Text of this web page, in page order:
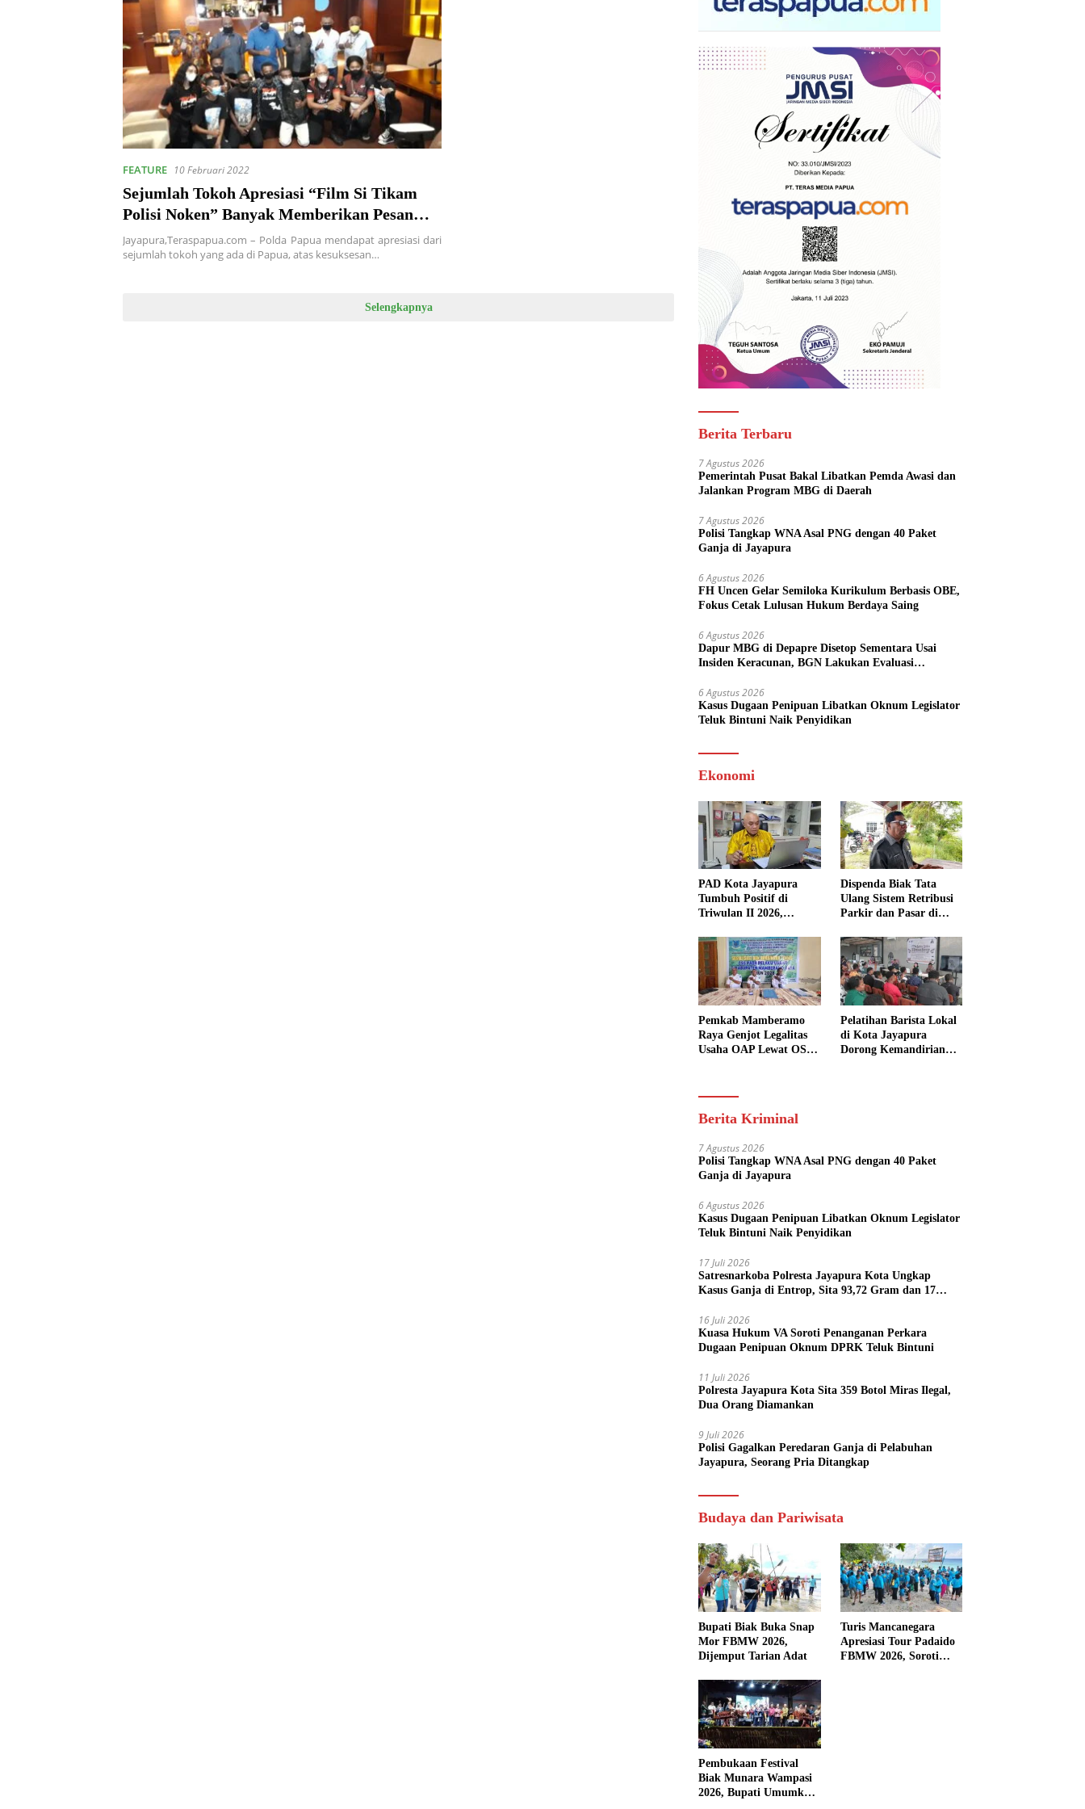
FEATURE 10 Februari 2022
Sejumlah Tokoh Apresiasi “Film Si Tikam
Polisi Noken” Banyak Memberikan Pesan
Moral
Jayapura,Teraspapua.com – Polda Papua mendapat apresiasi dari
sejumlah tokoh yang ada di Papua, atas kesuksesan…
Selengkapnya
Berita Terbaru
7 Agustus 2026
Pemerintah Pusat Bakal Libatkan Pemda Awasi dan
Jalankan Program MBG di Daerah
7 Agustus 2026
Polisi Tangkap WNA Asal PNG dengan 40 Paket
Ganja di Jayapura
6 Agustus 2026
FH Uncen Gelar Semiloka Kurikulum Berbasis OBE,
Fokus Cetak Lulusan Hukum Berdaya Saing
6 Agustus 2026
Dapur MBG di Depapre Disetop Sementara Usai
Insiden Keracunan, BGN Lakukan Evaluasi
6 Agustus 2026
Kasus Dugaan Penipuan Libatkan Oknum Legislator
Teluk Bintuni Naik Penyidikan
Ekonomi
PAD Kota Jayapura
Tumbuh Positif di
Triwulan II 2026,
Target
Dispenda Biak Tata
Ulang Sistem Retribusi
Parkir dan Pasar di
Pemkab Mamberamo
Raya Genjot Legalitas
Usaha OAP Lewat OSS,
Pelatihan Barista Lokal
di Kota Jayapura
Dorong Kemandirian
Berita Kriminal
7 Agustus 2026
Polisi Tangkap WNA Asal PNG dengan 40 Paket
Ganja di Jayapura
6 Agustus 2026
Kasus Dugaan Penipuan Libatkan Oknum Legislator
Teluk Bintuni Naik Penyidikan
17 Juli 2026
Satresnarkoba Polresta Jayapura Kota Ungkap
Kasus Ganja di Entrop, Sita 93,72 Gram dan 17
16 Juli 2026
Kuasa Hukum VA Soroti Penanganan Perkara
Dugaan Penipuan Oknum DPRK Teluk Bintuni
11 Juli 2026
Polresta Jayapura Kota Sita 359 Botol Miras Ilegal,
Dua Orang Diamankan
9 Juli 2026
Polisi Gagalkan Peredaran Ganja di Pelabuhan
Jayapura, Seorang Pria Ditangkap
Budaya dan Pariwisata
Bupati Biak Buka Snap
Mor FBMW 2026,
Dijemput Tarian Adat
Turis Mancanegara
Apresiasi Tour Padaido
FBMW 2026, Soroti
Pembukaan Festival
Biak Munara Wampasi
2026, Bupati Umumkan